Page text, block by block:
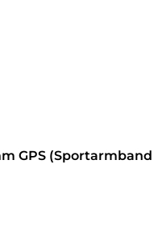
GPS (Sportarmband